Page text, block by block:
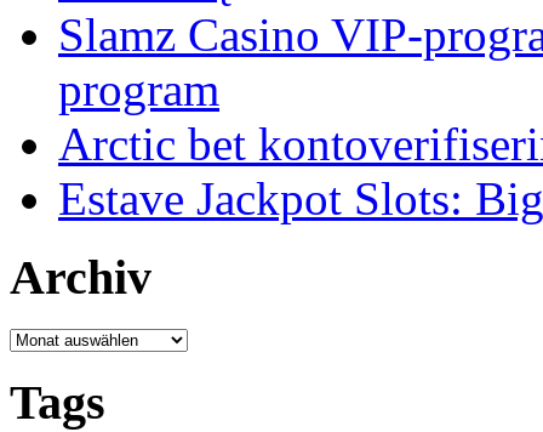
Slamz Casino VIP-
program
Arctic bet
Estave Jackpot Slots:
Archiv
Archiv
Tags